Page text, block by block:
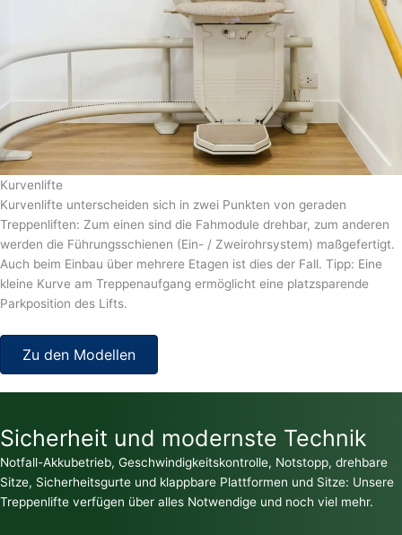
Kurvenlifte
Kurvenlifte unterscheiden sich in zwei Punkten von geraden
Treppenliften: Zum einen sind die Fahmodule drehbar, zum anderen
werden die Führungsschienen (Ein- / Zweirohrsystem) maßgefertigt.
Auch beim Einbau über mehrere Etagen ist dies der Fall. Tipp: Eine
kleine Kurve am Treppenaufgang ermöglicht eine platzsparende
Parkposition des Lifts.
Zu den Modellen
Sicherheit und modernste Technik
Notfall-Akkubetrieb, Geschwindigkeitskontrolle, Notstopp, drehbare
Sitze, Sicherheitsgurte und klappbare Plattformen und Sitze: Unsere
Treppenlifte verfügen über alles Notwendige und noch viel mehr.